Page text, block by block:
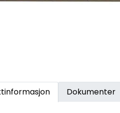
Dokumenter